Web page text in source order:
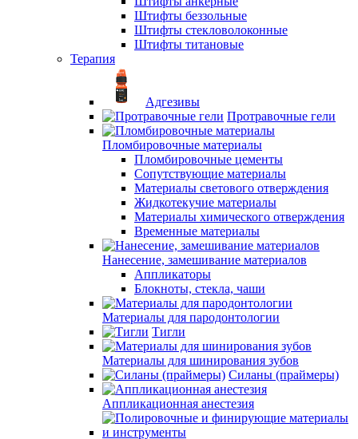
Штифты беззольные
Штифты стекловолоконные
Штифты титановые
Терапия
Адгезивы
Протравочные гели
Пломбировочные материалы
Пломбировочные цементы
Сопутствующие материалы
Материалы светового отверждения
Жидкотекучие материалы
Материалы химического отверждения
Временные материалы
Нанесение, замешивание материалов
Аппликаторы
Блокноты, стекла, чаши
Материалы для пародонтологии
Тигли
Материалы для шинирования зубов
Силаны (праймеры)
Аппликационная анестезия